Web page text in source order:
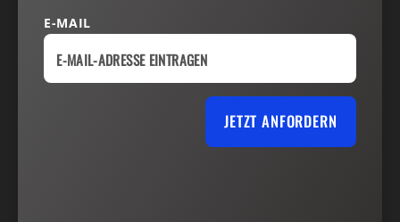
VERTRAG WIDERRUFEN
E-MAIL
JETZT ANFORDERN